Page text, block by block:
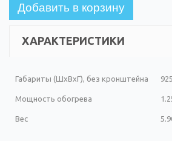
Добавить в корзину
ХАРАКТЕРИСТИКИ
Габариты (ШxВxГ), без кронштейна
Мощность обогрева
Вес